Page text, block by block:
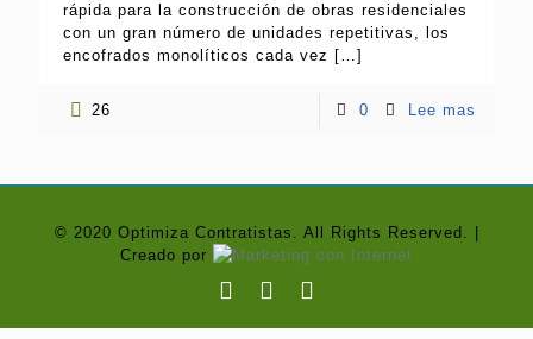
rápida para la construcción de obras residenciales
con un gran número de unidades repetitivas, los
encofrados monolíticos cada vez […]
26 0 Lee mas
© 2020 Optimiza Contratistas. All Rights Reserved. |
Creado por